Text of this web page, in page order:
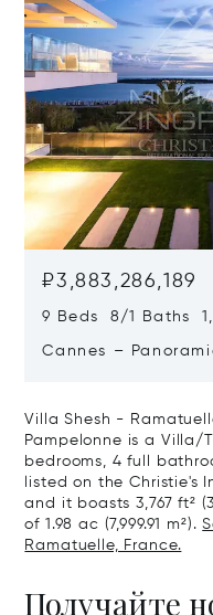
₽3,883,286,189
9 Beds 8/1 Baths
Cannes –
Villa Shesh -
Pampelonne is a Villa/
bedrooms, 4 full
listed on the Christie's
and it boasts 3,767 ft²
of 1.98 ac (7,999.91 m²).
Ramatuelle, France.
Получайте